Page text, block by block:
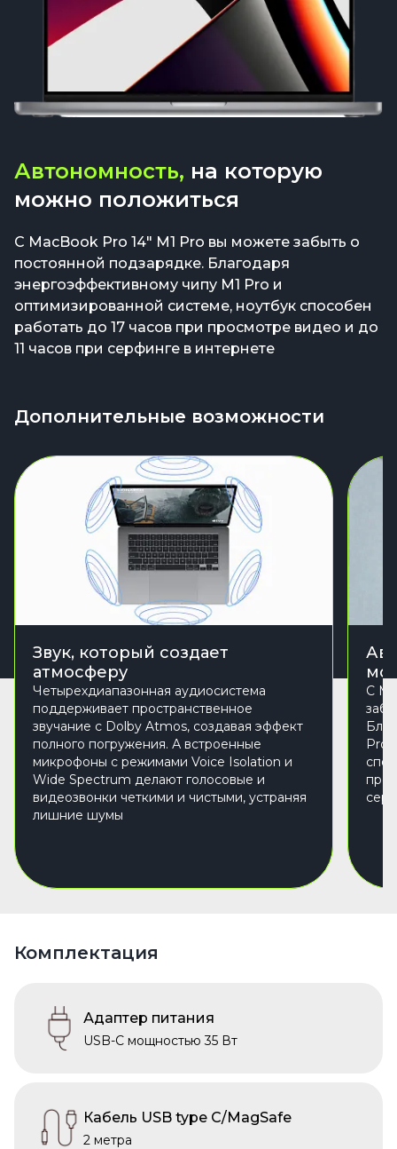
Автономность, на которую
можно положиться
С MacBook Pro 14" M1 Pro вы можете забыть о
постоянной подзарядке. Благодаря
энергоэффективному чипу M1 Pro и
оптимизированной системе, ноутбук способен
работать до 17 часов при просмотре видео и до
11 часов при серфинге в интернете
Дополнительные возможности
Звук, который создает
атмосферу
Четырехдиапазонная аудиосистема
поддерживает пространственное
звучание с Dolby Atmos, создавая эффект
полного погружения. А встроенные
микрофоны с режимами Voice Isolation и
Wide Spectrum делают голосовые и
видеозвонки четкими и чистыми, устраняя
лишние шумы
С
Pro
Комплектация
Адаптер питания
USB-C мощностью 35 Вт
Кабель USB type C/MagSafe
2 метра